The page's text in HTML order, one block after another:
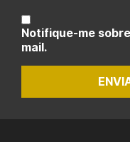
Notifique-me
mail.